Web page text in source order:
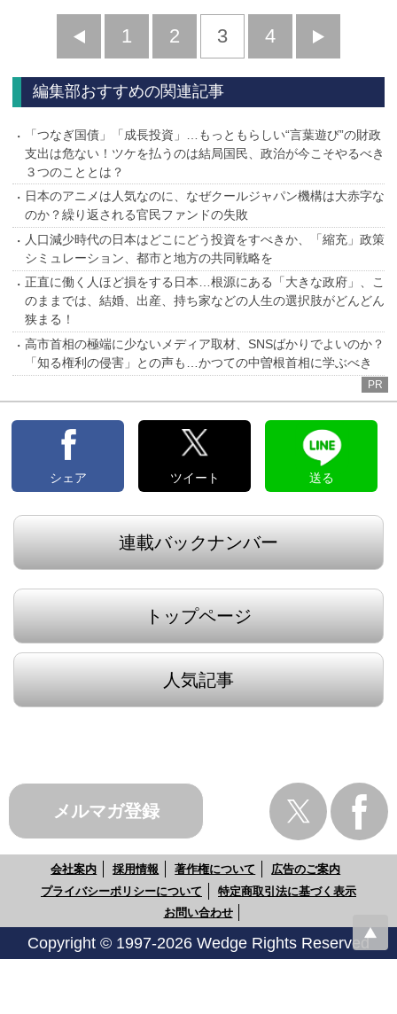
前
へ
1 2 3 4
へ
編集部おすすめの関連記事
「つなぎ国債」「成長投資」…もっともらしい“言葉遊び”の財政
支出は危ない！ツケを払うのは結局国民、政治が今こそやるべき
３つのこととは？
日本のアニメは人気なのに、なぜクールジャパン機構は大赤字な
のか？繰り返される官民ファンドの失敗
人口減少時代の日本はどこにどう投資をすべきか、「縮充」政策
シミュレーション、都市と地方の共同戦略を
正直に働く人ほど損をする日本…根源にある「大きな政府」、こ
のままでは、結婚、出産、持ち家などの人生の選択肢がどんどん
狭まる！
高市首相の極端に少ないメディア取材、SNSばかりでよいのか？
「知る権利の侵害」との声も…かつての中曽根首相に学ぶべき
PR
シェア ツイート 送る
連載バックナンバー
トップページ
人気記事
メルマガ登録
会社案内 採用情報 著作権について
広告のご案内
プライバシーポリシーについて
特定商取引法に基づく表示
お問い合わせ
Copyright © 1997-2026 Wedge Rights Reserved